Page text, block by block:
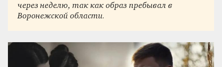
через неделю, так как образ пребывал в
Воронежской области.